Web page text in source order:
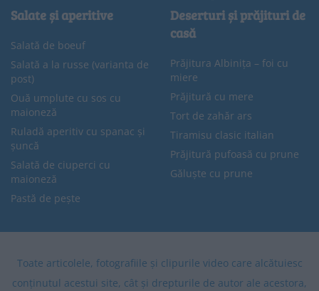
Salate și aperitive
Salată de boeuf
Salată a la russe (varianta de
post)
Ouă umplute cu sos cu
maioneză
Ruladă aperitiv cu spanac și
șuncă
Salată de ciuperci cu
maioneză
Pastă de pește
Deserturi și prăjituri de
casă
Prăjitura Albinița – foi cu
miere
Prăjitură cu mere
Tort de zahăr ars
Tiramisu clasic italian
Prăjitură pufoasă cu prune
Găluște cu prune
Toate articolele, fotografiile și clipurile video care alcătuiesc
conținutul acestui site, cât și drepturile de autor ale acestora,